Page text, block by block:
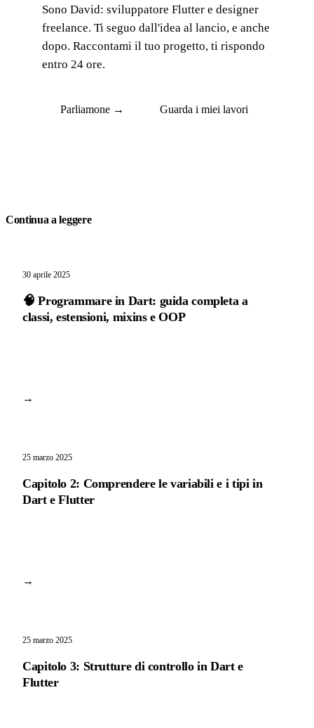
Sono David: sviluppatore Flutter e designer
freelance. Ti seguo dall'idea al lancio, e anche
dopo. Raccontami il tuo progetto, ti rispondo
entro 24 ore.
Parliamone → Guarda i miei lavori
Continua a leggere
30 aprile 2025
🧠 Programmare in Dart: guida completa a
classi, estensioni, mixins e OOP
→
25 marzo 2025
Capitolo 2: Comprendere le variabili e i tipi in
Dart e Flutter
→
25 marzo 2025
Capitolo 3: Strutture di controllo in Dart e
Flutter